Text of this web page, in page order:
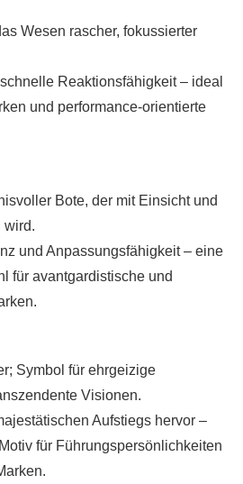
Wesen rascher, fokussierter
Reaktionsfähigkeit – ideal
und performance-orientierte
Bote, der mit Einsicht und
wird.
und Anpassungsfähigkeit – eine
für avantgardistische und
Symbol für ehrgeizige
Visionen.
Aufstiegs hervor –
für Führungspersönlichkeiten